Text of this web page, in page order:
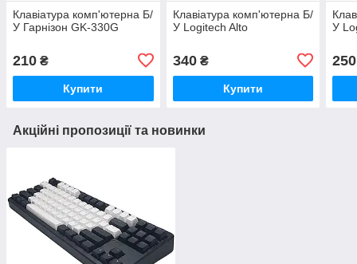
Клавіатура комп'ютерна Б/
У Гарнізон GK-330G
210 ₴
Купити
Клавіатура комп'ютерна Б/
У Logitech Alto
340₴
Купити
У
250
Акційні пропозиції та новинки